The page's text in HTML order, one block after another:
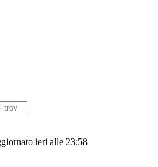
ieri alle 23:58